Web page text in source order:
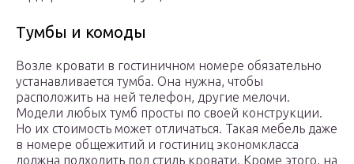
Тумбы и комоды
Возле кровати в гостиничном номере обязательно
устанавливается тумба. Она нужна, чтобы
расположить на ней телефон, другие мелочи.
Модели любых тумб просты по своей конструкции.
Но их стоимость может отличаться. Такая мебель даже
в номере общежитий и гостиниц экономкласса
должна подходить под стиль кровати. Кроме этого, на